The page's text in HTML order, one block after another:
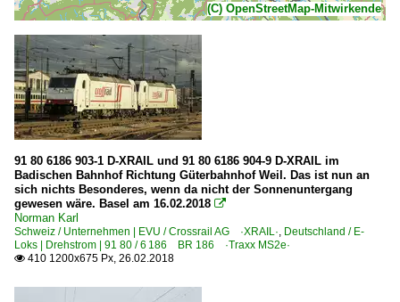
(C) OpenStreetMap-Mitwirkende
91 80 6186 903-1 D-XRAIL und 91 80 6186 904-9 D-XRAIL im
Badischen Bahnhof Richtung Güterbahnhof Weil. Das ist nun an
sich nichts Besonderes, wenn da nicht der Sonnenuntergang
gewesen wäre. Basel am 16.02.2018 
Norman Karl
Schweiz / Unternehmen | EVU / Crossrail AG ·XRAIL· Deutschland / E-
Loks | Drehstrom | 91 80 / 6 186 BR 186 ·Traxx MS2e·
 410 1200x675 Px, 26.02.2018